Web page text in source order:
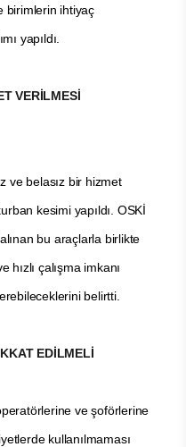
birimlerin ihtiyaç
yapıldı.
VERİLMESİ
ve belasız bir hizmet
kesimi yapıldı. OSKİ
bu araçlarla birlikte
çalışma imkanı
belirtti.
EDİLMELİ
ve şoförlerine
kullanılmaması